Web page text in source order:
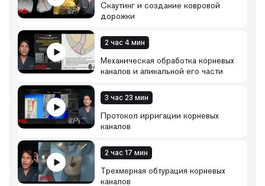
Скаутинг и создание ковровой
дорожки
2 час 4 мин
Механическая обработка корневых
каналов и апикальной его части
3 час 23 мин
Протокол ирригации корневых
каналов
2 час 17 мин
Трехмерная обтурация корневых
каналов